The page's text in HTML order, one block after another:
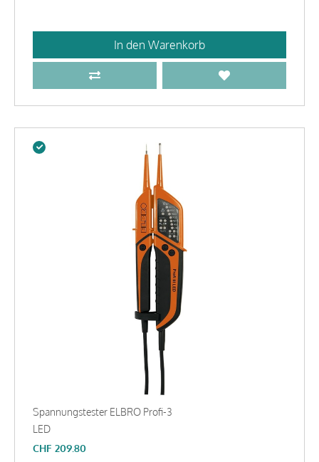
In den Warenkorb
Spannungstester ELBRO Profi-3
LED
CHF 209.80